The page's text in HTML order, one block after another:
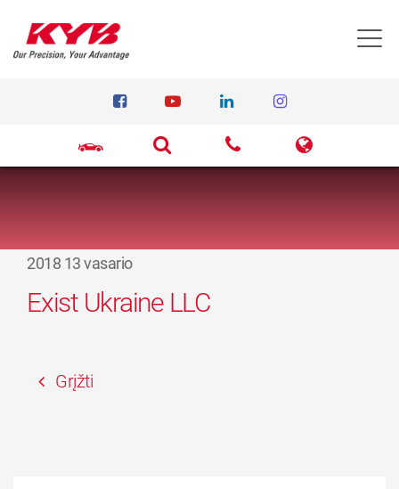
2018 13 vasario
Exist Ukraine LLC
Grįžti